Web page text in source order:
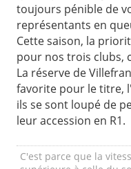
toujours pénible de
représentants en
Cette saison, la
pour nos trois clubs,
La réserve de
favorite pour le titre,
ils se sont loupé de
leur accession en R1.
C'est parce que la